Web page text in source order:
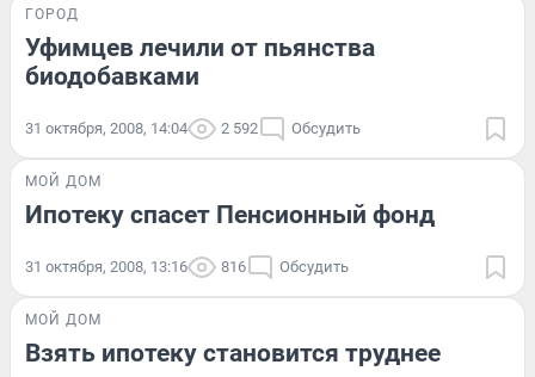
ГОРОД
Уфимцев лечили от пьянства
биодобавками
31 октября, 2008, 14:04 2 592 Обсудить
МОЙ ДОМ
Ипотеку спасет Пенсионный фонд
31 октября, 2008, 13:16 816 Обсудить
МОЙ ДОМ
Взять ипотеку становится труднее